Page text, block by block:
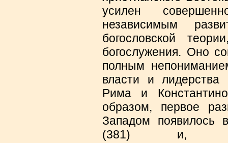
усилен
независимым
богословской
богослужения. Оно
полным
власти и лидерства
Рима и
образом, первое
Западом появилось
(381) и,